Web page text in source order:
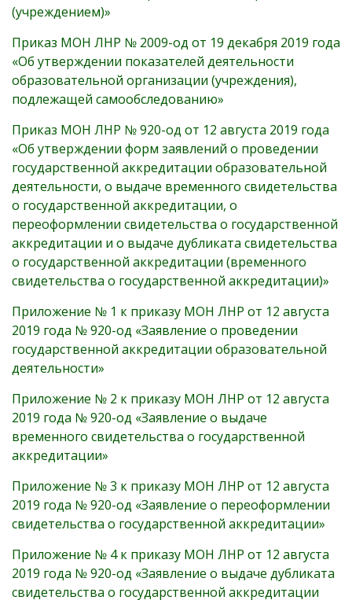
(учреждением)»
Приказ МОН ЛНР № 2009-од от 19 декабря 2019 года
«Об утверждении показателей деятельности
образовательной организации (учреждения),
подлежащей самообследованию»
Приказ МОН ЛНР № 920-од от 12 августа 2019 года
«Об утверждении форм заявлений о проведении
государственной аккредитации образовательной
деятельности, о выдаче временного свидетельства
о государственной аккредитации, о
переоформлении свидетельства о государственной
аккредитации и о выдаче дубликата свидетельства
о государственной аккредитации (временного
свидетельства о государственной аккредитации)»
Приложение № 1 к приказу МОН ЛНР от 12 августа
2019 года № 920-од «Заявление о проведении
государственной аккредитации образовательной
деятельности»
Приложение № 2 к приказу МОН ЛНР от 12 августа
2019 года № 920-од «Заявление о выдаче
временного свидетельства о государственной
аккредитации»
Приложение № 3 к приказу МОН ЛНР от 12 августа
2019 года № 920-од «Заявление о переоформлении
свидетельства о государственной аккредитации»
Приложение № 4 к приказу МОН ЛНР от 12 августа
2019 года № 920-од «Заявление о выдаче дубликата
свидетельства о государственной аккредитации